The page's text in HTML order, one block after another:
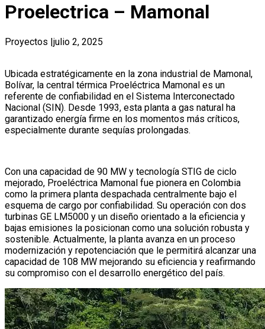
Proelectrica – Mamonal
Proyectos |julio 2, 2025
Ubicada estratégicamente en la zona industrial de Mamonal,
Bolívar, la central térmica Proeléctrica Mamonal es un
referente de confiabilidad en el Sistema Interconectado
Nacional (SIN). Desde 1993, esta planta a gas natural ha
garantizado energía firme en los momentos más críticos,
especialmente durante sequías prolongadas.
Con una capacidad de 90 MW y tecnología STIG de ciclo
mejorado, Proeléctrica Mamonal fue pionera en Colombia
como la primera planta despachada centralmente bajo el
esquema de cargo por confiabilidad. Su operación con dos
turbinas GE LM5000 y un diseño orientado a la eficiencia y
bajas emisiones la posicionan como una solución robusta y
sostenible. Actualmente, la planta avanza en un proceso
modernización y repotenciación que le permitirá alcanzar una
capacidad de 108 MW mejorando su eficiencia y reafirmando
su compromiso con el desarrollo energético del país.